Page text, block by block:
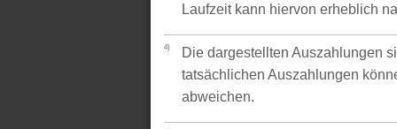
Laufzeit kann hiervon erheblich
4)
Die dargestellten Auszahlungen
tatsächlichen Auszahlungen
abweichen.